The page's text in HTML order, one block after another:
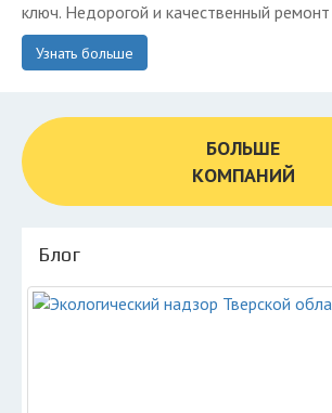
ключ. Недорогой и качественный ремонт
Узнать больше
БОЛЬШЕ
КОМПАНИЙ
Блог